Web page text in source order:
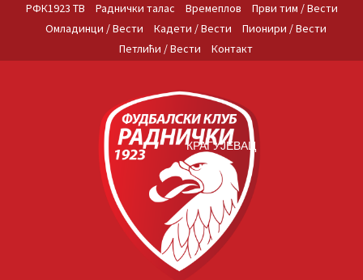
РФК1923 ТВ Раднички талас Времеплов
Први тим / Вести
Омладинци / Вести
Кадети / Вести
Пионири / Вести
Петлићи / Вести
Контакт
КРАГУЈЕВАЦ